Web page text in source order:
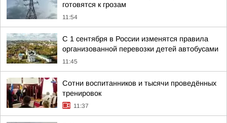
готовятся к грозам
11:54
С 1 сентября в России изменятся правила
организованной перевозки детей автобусами
11:45
Сотни воспитанников и тысячи проведённых
тренировок
11:37